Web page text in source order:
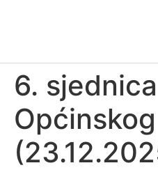
6. sjednica